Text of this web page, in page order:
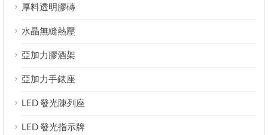
厚料透明膠磚
水晶無縫熱壓
亞加力膠酒架
亞加力手錶座
LED 發光陳列座
LED 發光指示牌